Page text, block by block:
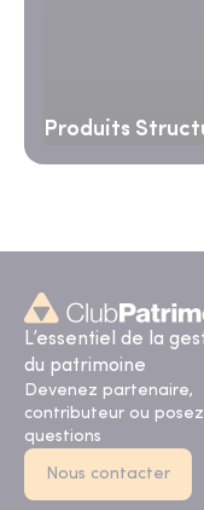
Produits
L’essentiel de la
du patrimoine
Devenez partenaire,
contributeur ou
questions
Nous contacter